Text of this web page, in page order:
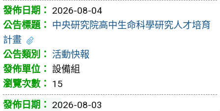
2026-08-04
中央研究院高中生命科學研究人才培育
計畫
活動快報
設備組
15
2026-08-03